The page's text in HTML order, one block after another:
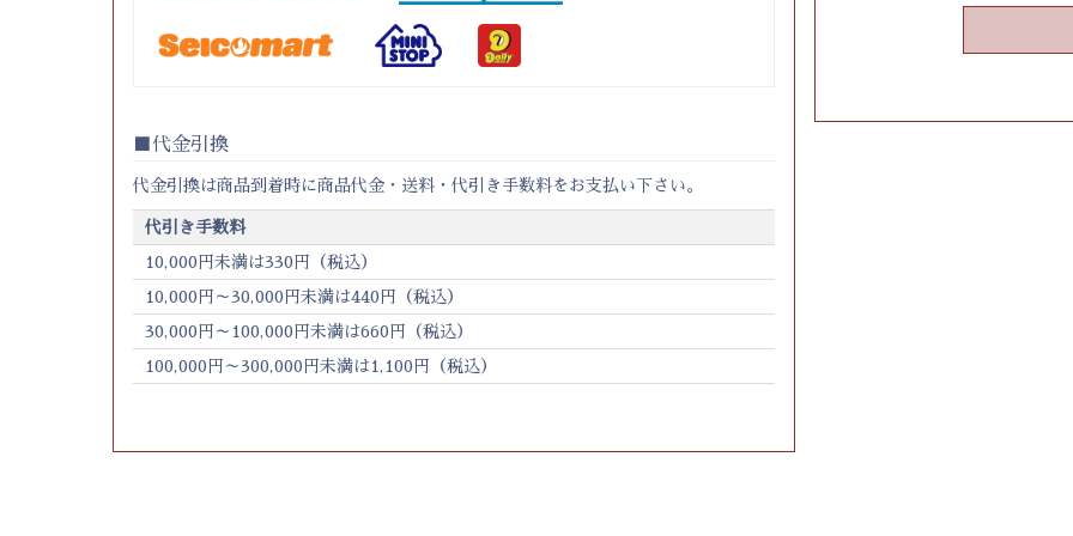
代金引換
代金引換は商品到着時に商品代金・送料・代引き手数料をお支払い下さい。
代引き手数料
10,000円未満は330円（税込）
10,000円～30,000円未満は440円（税込）
30,000円～100,000円未満は660円（税込）
100,000円～300,000円未満は1,100円（税込）